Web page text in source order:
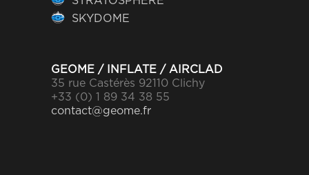
SKYDOME
GEOME / INFLATE / AIRCLAD
35 rue Castérès 92110 Clichy
+33 (0) 1 89 34 38 55
contact@geome.fr